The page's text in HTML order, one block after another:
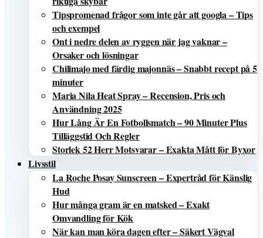
Tipspromenad frågor som inte går att googla – Tips
och exempel
Ont i nedre delen av ryggen när jag vaknar –
Orsaker och lösningar
Chilimajo med färdig majonnäs – Snabbt recept på 5
minuter
Maria Nila Heat Spray – Recension, Pris och
Användning 2025
Hur Lång Är En Fotbollsmatch – 90 Minuter Plus
Tilläggstid Och Regler
Storlek 52 Herr Motsvarar – Exakta Mått för Byxor
Livsstil
La Roche Posay Sunscreen – Expertråd för Känslig
Hud
Hur många gram är en matsked – Exakt
Omvandling för Kök
När kan man köra dagen efter – Säkert Vägval